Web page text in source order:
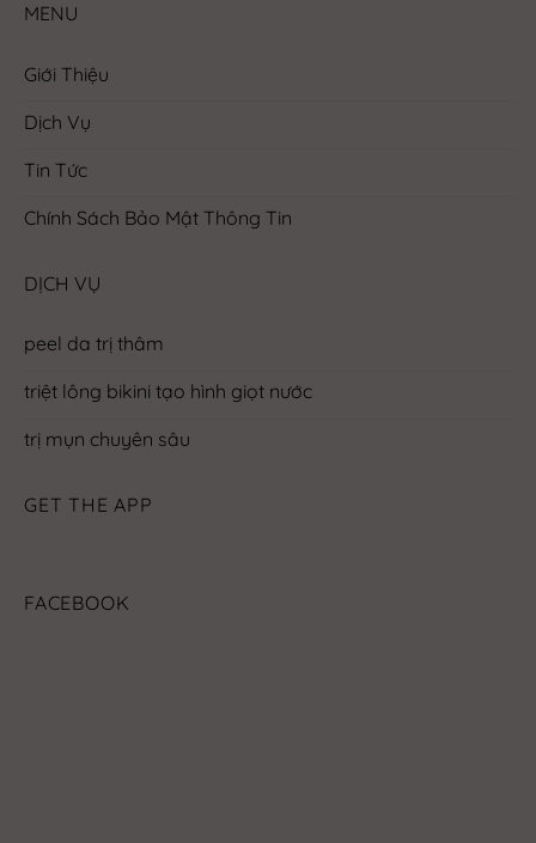
MENU
Giới Thiệu
Dịch Vụ
Tin Tức
Chính Sách Bảo Mật Thông Tin
DỊCH VỤ
peel da trị thâm
triệt lông bikini tạo hình giọt nước
trị mụn chuyên sâu
GET THE APP
FACEBOOK